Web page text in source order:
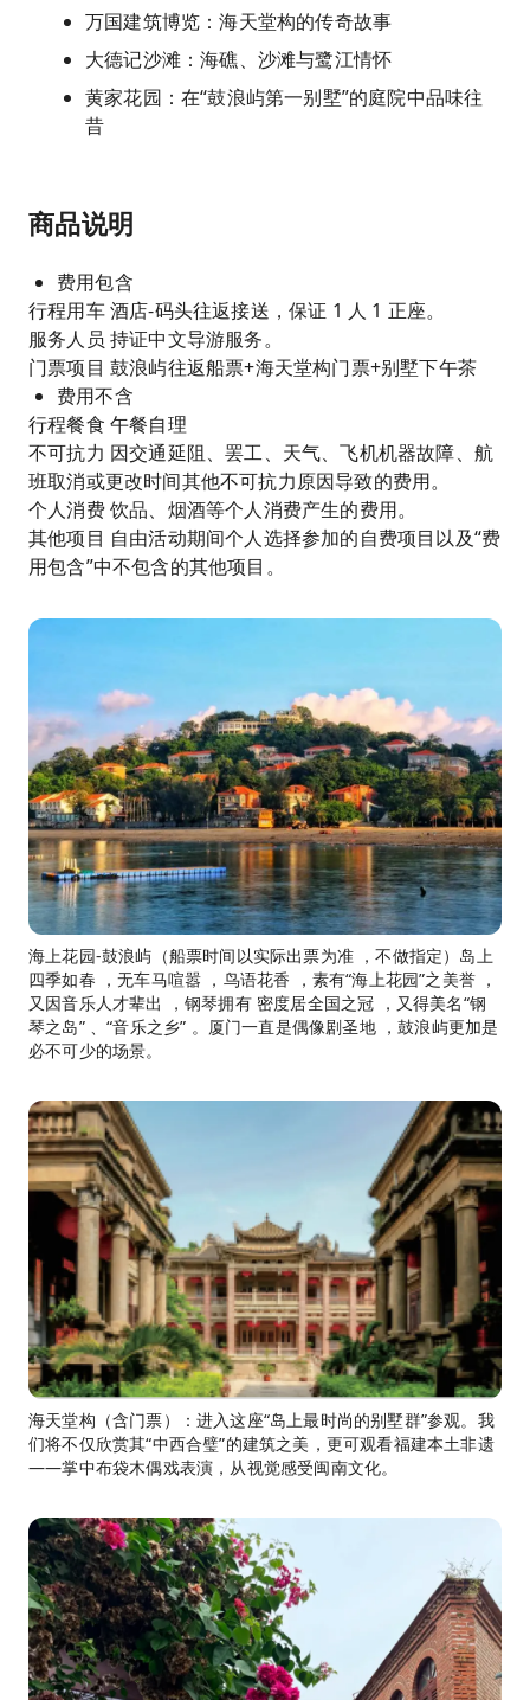
万国建筑博览：海天堂构的传奇故事
大德记沙滩：海礁、沙滩与鹭江情怀
黄家花园：在“鼓浪屿第一别墅”的庭院中品味往
昔
商品说明
费用包含
行程用车 酒店-码头往返接送，保证 1 人 1 正座。
服务人员 持证中文导游服务。
门票项目 鼓浪屿往返船票+海天堂构门票+别墅下午茶
费用不含
行程餐食 午餐自理
不可抗力 因交通延阻、罢工、天气、飞机机器故障、航
班取消或更改时间其他不可抗力原因导致的费用。
个人消费 饮品、烟酒等个人消费产生的费用。
其他项目 自由活动期间个人选择参加的自费项目以及“费
用包含”中不包含的其他项目。
海上花园-鼓浪屿（船票时间以实际出票为准 ，不做指定）岛上
四季如春 ，无车马喧嚣 ，鸟语花香 ，素有“海上花园”之美誉 ，
又因音乐人才辈出 ，钢琴拥有 密度居全国之冠 ，又得美名“钢
琴之岛” 、“音乐之乡” 。厦门一直是偶像剧圣地 ，鼓浪屿更加是
必不可少的场景。
海天堂构（含门票）：进入这座“岛上最时尚的别墅群”参观。我
们将不仅欣赏其“中西合璧”的建筑之美，更可观看福建本土非遗
——掌中布袋木偶戏表演，从视觉感受闽南文化。